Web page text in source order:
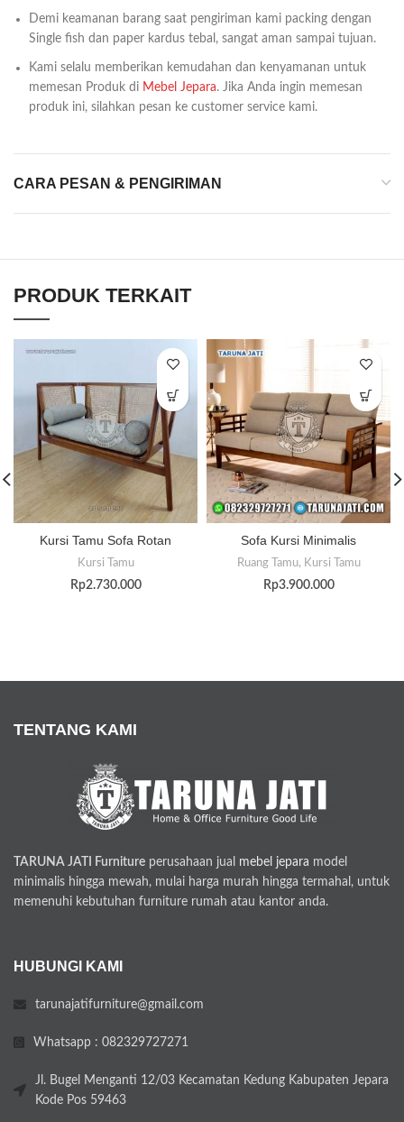
Demi keamanan barang saat pengiriman kami packing dengan
Single fish dan paper kardus tebal, sangat aman sampai tujuan.
Kami selalu memberikan kemudahan dan kenyamanan untuk
memesan Produk di Mebel Jepara. Jika Anda ingin memesan
produk ini, silahkan pesan ke customer service kami.
CARA PESAN & PENGIRIMAN
PRODUK TERKAIT
Kursi Tamu Sofa Rotan
Kursi Tamu
Rp2.730.000
Sofa Kursi Minimalis
Ruang Tamu, Kursi Tamu
Rp3.900.000
TENTANG KAMI
TARUNA JATI Furniture perusahaan jual mebel jepara model
minimalis hingga mewah, mulai harga murah hingga termahal, untuk
memenuhi kebutuhan furniture rumah atau kantor anda.
HUBUNGI KAMI
tarunajatifurniture@gmail.com
Whatsapp : 082329727271
Jl. Bugel Menganti 12/03 Kecamatan Kedung Kabupaten Jepara
Kode Pos 59463